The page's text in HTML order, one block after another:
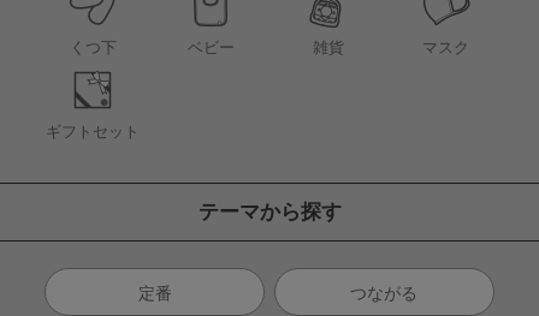
くつ下 ベビー 雑貨 マスク
ギフトセット
テーマから探す
定番 つながる